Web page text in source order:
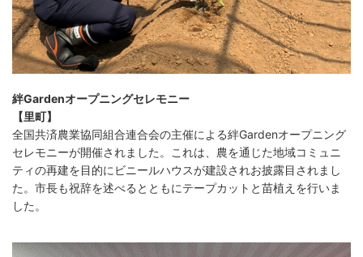
絆Gardenオープニングセレモニー
【里町】
全国共済農業協同組合連合会の主催による絆Gardenオープニング
セレモニーが開催されました。これは、農を通じた地域コミュニ
ティの再建を目的にビニールハウスが建設されお披露目されまし
た。市長も祝辞を述べるとともにテープカットと苗植えを行いま
した。